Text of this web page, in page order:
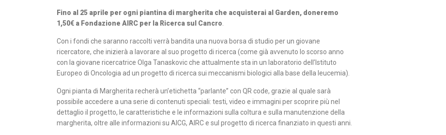
Fino al 25 aprile per ogni piantina di margherita che acquisterai al Garden, doneremo
1,50€ a Fondazione AIRC per la Ricerca sul Cancro
Con i fondi che saranno raccolti verrà bandita una nuova borsa di studio per un giovane
ricercatore, che inizierà a lavorare al suo progetto di ricerca (come già avvenuto lo scorso anno
con la giovane ricercatrice Olga Tanaskovic che attualmente sta in un laboratorio dell’Istituto
Europeo di Oncologia ad un progetto di ricerca sui meccanismi biologici alla base della leucemia).
Ogni pianta di Margherita recherà un’etichetta “parlante” con QR code, grazie al quale sarà
possibile accedere a una serie di contenuti speciali: testi, video e immagini per scoprire più nel
dettaglio il progetto, le caratteristiche e le informazioni sulla coltura e sulla manutenzione della
margherita, oltre alle informazioni su AICG, AIRC e sul progetto di ricerca finanziato in questi anni.